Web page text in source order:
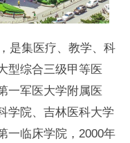
是集医疗、教学、科
型综合三级甲等医
一军医大学附属医
学院、吉林医科大学
一临床学院，2000年